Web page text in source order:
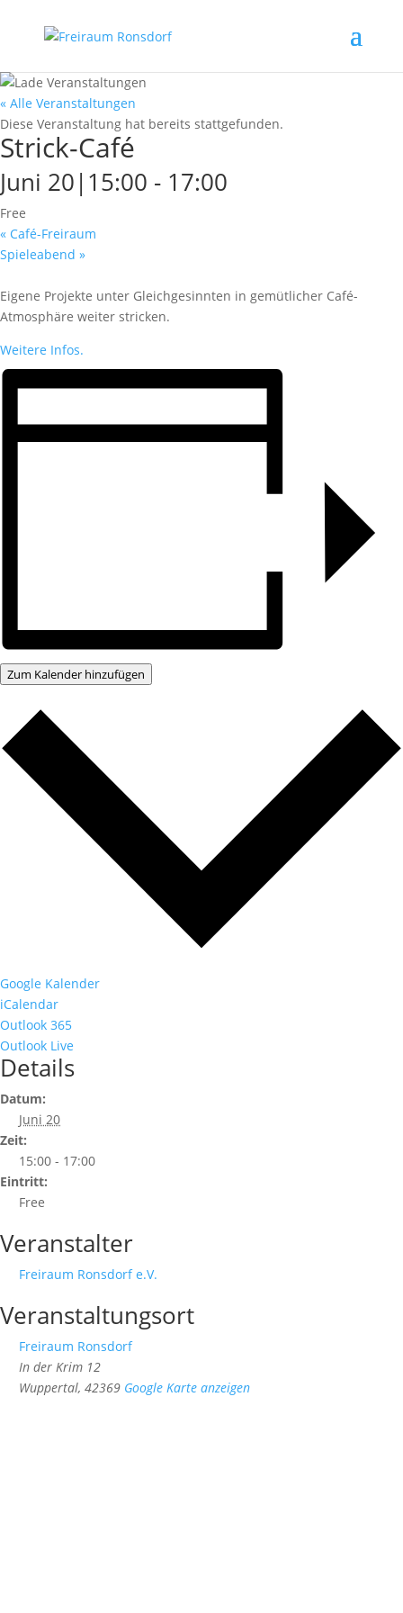
« Alle Veranstaltungen
Diese Veranstaltung hat bereits stattgefunden.
Strick-Café
Juni 20|15:00 - 17:00
Free
« Café-Freiraum
Spieleabend »
Eigene Projekte unter Gleichgesinnten in gemütlicher Café-
Atmosphäre weiter stricken.
Weitere Infos.
Zum Kalender hinzufügen
Google Kalender
iCalendar
Outlook 365
Outlook Live
Details
Datum:
Juni 20
Zeit:
15:00 - 17:00
Eintritt:
Free
Veranstalter
Freiraum Ronsdorf e.V.
Veranstaltungsort
Freiraum Ronsdorf
In der Krim 12
Wuppertal, 42369 Google Karte anzeigen